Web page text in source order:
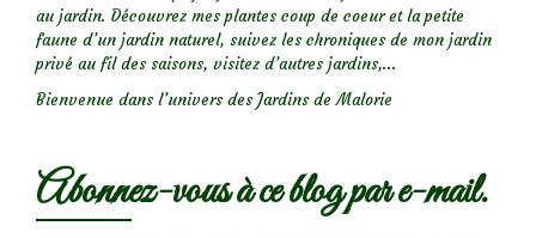
au jardin. Découvrez mes plantes coup de coeur et la petite
faune d’un jardin naturel, suivez les chroniques de mon jardin
privé au fil des saisons, visitez d’autres jardins,...
Bienvenue dans l’univers des Jardins de Malorie
Abonnez-vous à ce blog par e-mail.